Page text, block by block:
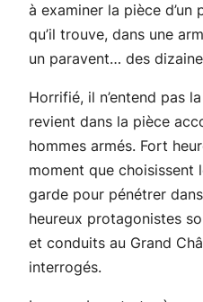
à examiner la pièce d’un
qu’il trouve, dans une
un paravent… des
Horrifié, il n’entend pas
revient dans la pièce
hommes armés. Fort
moment que choisissent
garde pour pénétrer
heureux protagonistes
et conduits au Grand
interrogés.